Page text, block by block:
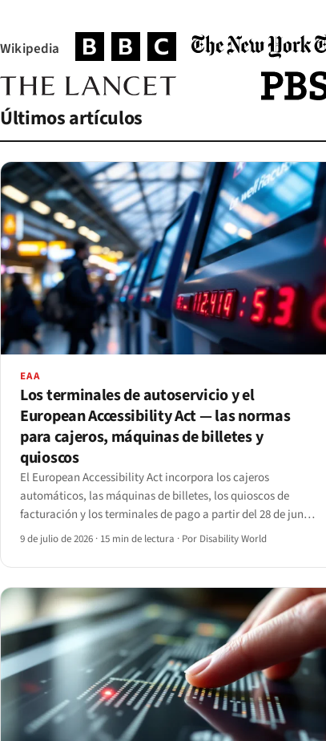
Wikipedia
(se abre en una pestaña nueva)
(se abre en una pestaña nueva)
(se abre en una
(se abre en una pestaña nueva)
(se abre
Últimos artículos
EAA
Los terminales de autoservicio y el
European Accessibility Act — las normas
para cajeros, máquinas de billetes y
quioscos
El European Accessibility Act incorpora los cajeros
automáticos, las máquinas de billetes, los quioscos de
facturación y los terminales de pago a partir del 28 de junio
de 2025. Qué exigen realmente el artículo 2, el anexo I y EN
aplicación.
9 de julio de 2026 · 15 min de lectura · Por Disability World